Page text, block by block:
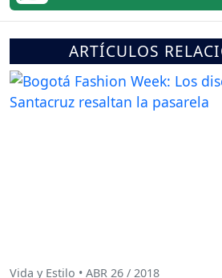
ARTÍCULOS
Vida y Estilo • ABR 26 / 2018